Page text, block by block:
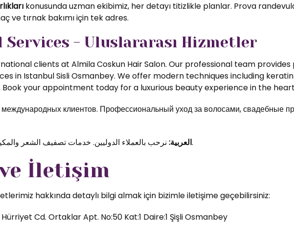
konusunda uzman ekibimiz, her detayı titizlikle planlar. Prova
ve tırnak bakımı için tek adres.
- Uluslararası Hizmetler
clients at Almila Coskun Hair Salon. Our professional team
in Istanbul Sisli Osmanbey. We offer modern techniques including
Book your appointment today for a luxurious beauty experience in the
клиентов. Профессиональный уход за волосами, свадебные
العربية:نرحب بالعملاء الدوليين. خدمات تصفيف الشعر والمكياج الاحترافي في قلب اسطنبول.
İletişim
hakkında detaylı bilgi almak için bizimle iletişime geçebilirsiniz:
Cd. Ortaklar Apt. No:50 Kat:1 Daire:1 Şişli Osmanbey